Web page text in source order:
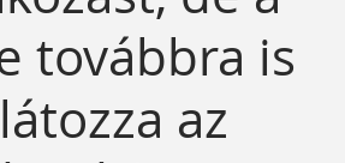
továbbra is
az